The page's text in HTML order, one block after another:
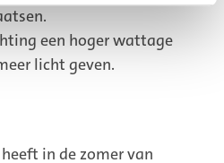
een hoger wattage
licht geven.
in de zomer van